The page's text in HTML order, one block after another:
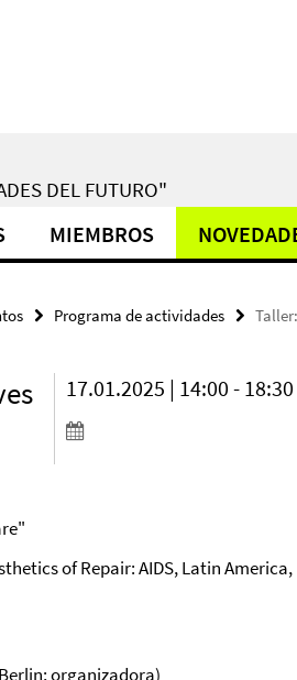
DEL FUTURO"
MIEMBROS
Programa de actividades
17.01.2025 | 14:00 - 18:30
of Repair: AIDS, Latin America,
organizadora)